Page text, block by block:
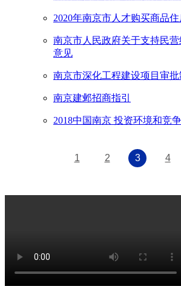
2020年南京市人才购买商品住
南京市人民政府关于支持民
意见
南京市深化工程建设项目审
南京建邺招商指引
2018中国南京 投资环境和竞
1 2 3 4